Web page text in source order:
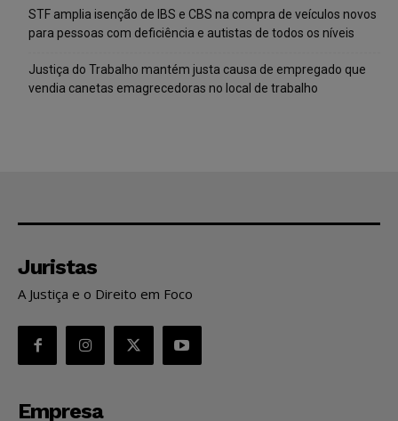
STF amplia isenção de IBS e CBS na compra de veículos novos
para pessoas com deficiência e autistas de todos os níveis
Justiça do Trabalho mantém justa causa de empregado que
vendia canetas emagrecedoras no local de trabalho
Juristas
A Justiça e o Direito em Foco
Empresa